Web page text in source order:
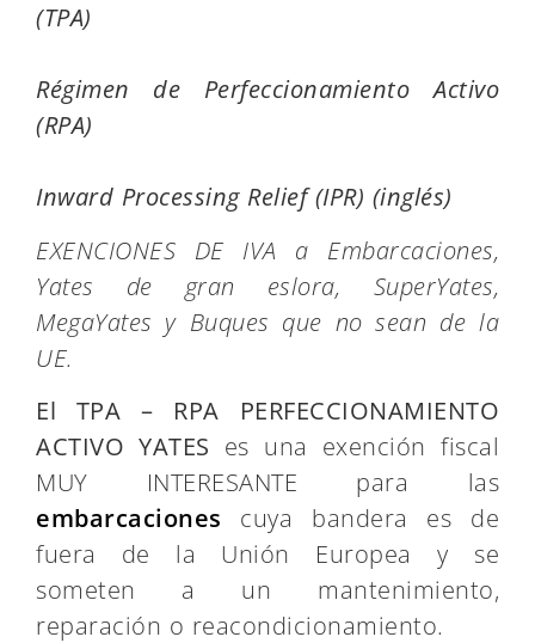
(TPA)
Régimen de Perfeccionamiento Activo
(RPA)
Inward Processing Relief (IPR) (inglés)
EXENCIONES DE IVA a Embarcaciones,
Yates de gran eslora, SuperYates,
MegaYates y Buques que no sean de la
UE.
El TPA – RPA PERFECCIONAMIENTO
ACTIVO YATES es una exención fiscal
MUY INTERESANTE para las
embarcaciones cuya bandera es de
fuera de la Unión Europea y se
someten a un mantenimiento,
reparación o reacondicionamiento.